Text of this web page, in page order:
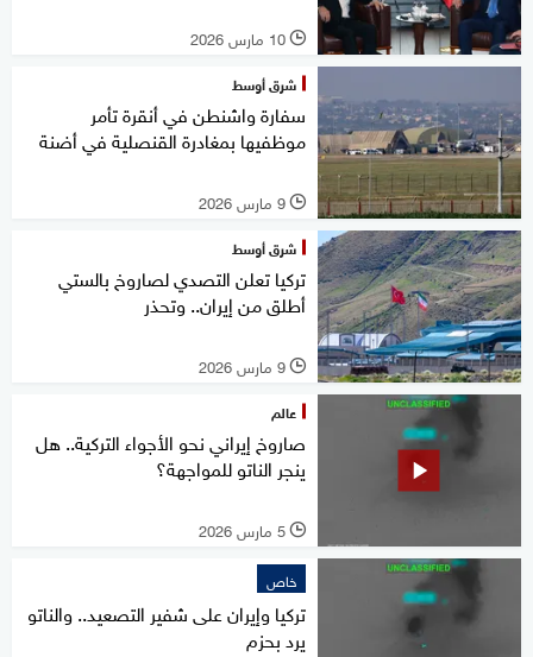
l 10 مارس 2026
شرق أوسط
سفارة واشنطن في أنقرة تأمر
موظفيها بمغادرة القنصلية في أضنة
l 9 مارس 2026
شرق أوسط
تركيا تعلن التصدي لصاروخ بالستي
أطلق من إيران.. وتحذر
l 9 مارس 2026
عالم
صاروخ إيراني نحو الأجواء التركية.. هل
ينجر الناتو للمواجهة؟
l 5 مارس 2026
خاص
تركيا وإيران على شفير التصعيد.. والناتو
يرد بحزم